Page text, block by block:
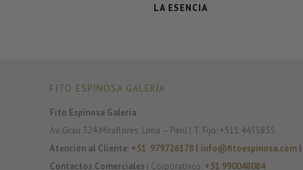
LA ESENCIA
FITO ESPINOSA GALERÍA
Fito Espinosa Galería
Av. Grau 324 Miraflores. Lima – Perú | T. Fijo: +511 4455835
Atención al Cliente: +51 979726178 | info@fitoespinosa.com |
Contactos Comerciales | Corporativos: +51 990048084